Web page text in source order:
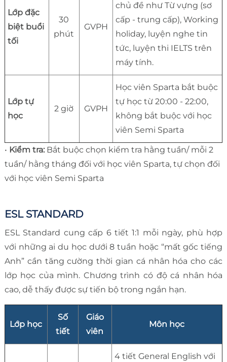
Lớp đặc
biệt buổi
tối
30
phút
GVPH
chủ đề như Từ vựng (sơ
cấp - trung cấp), Working
holiday, luyện nghe tin
tức, luyện thi IELTS trên
máy tính.
Lớp tự
học
2 giờ GVPH
Học viên Sparta bắt buộc
tự học từ 20:00 - 22:00,
không bắt buộc với học
viên Semi Sparta
• Kiểm tra: Bắt buộc chọn kiểm tra hằng tuần/ mỗi 2
tuần/ hằng tháng đối với học viên Sparta, tự chọn đối
với học viên Semi Sparta
ESL STANDARD
ESL Standard cung cấp 6 tiết 1:1 mỗi ngày, phù hợp
với những ai du học dưới 8 tuần hoặc “mất gốc tiếng
Anh” cần tăng cường thời gian cá nhân hóa cho các
lớp học của mình. Chương trình có độ cá nhân hóa
cao, dễ thấy được sự tiến bộ trong ngắn hạn.
Lớp học
Số
tiết
Giáo
viên
Môn học
4 tiết General English với